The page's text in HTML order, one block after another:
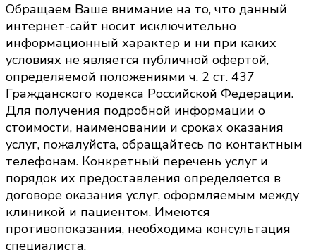
Обращаем Ваше внимание на то, что данный
интернет-сайт носит исключительно
информационный характер и ни при каких
условиях не является публичной офертой,
определяемой положениями ч. 2 ст. 437
Гражданского кодекса Российской Федерации.
Для получения подробной информации о
стоимости, наименовании и сроках оказания
услуг, пожалуйста, обращайтесь по контактным
телефонам. Конкретный перечень услуг и
порядок их предоставления определяется в
договоре оказания услуг, оформляемым между
клиникой и пациентом. Имеются
противопоказания, необходима консультация
специалиста.